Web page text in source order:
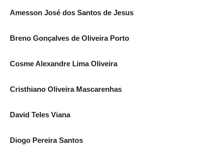
Amesson José dos Santos de Jesus
Breno Gonçalves de Oliveira Porto
Cosme Alexandre Lima Oliveira
Cristhiano Oliveira Mascarenhas
David Teles Viana
Diogo Pereira Santos